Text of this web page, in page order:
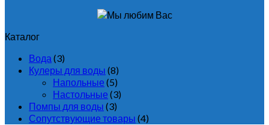
Каталог
Вода (3)
Кулеры для воды (8)
Напольные (5)
Настольные (3)
Помпы для воды (3)
Сопутствующие товары (4)